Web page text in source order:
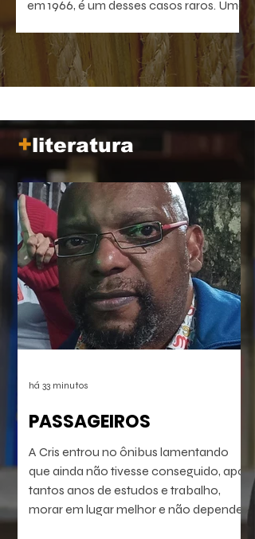
em 1966, é um desses casos raros. Uma
devastadora no que sugere. Um filme
que, quanto mais distante fica no
tempo, mais próximo parece de nós.
+literatura
PASSAGEIROS
A Cris entrou no ônibus lamentando
que ainda não tivesse conseguido, após
tantos anos de estudos e trabalho,
morar em lugar melhor e não depender
há 33 minutos